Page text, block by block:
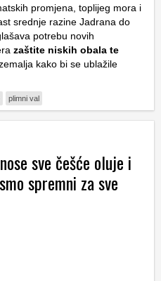
promjena, toplijeg mora i
srednje razine Jadrana do
potrebu novih
zaštite niskih obala te
kako bi se ublažile
plimni val
sve češće oluje i
spremni za sve